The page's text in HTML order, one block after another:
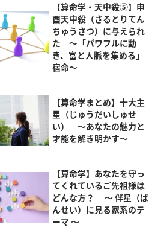
【算命学・天中殺⑤】申
酉天中殺（さるとりてん
ちゅうさつ）に与えられ
た ～「パワフルに動
き、富と人脈を集める」
宿命～
【算命学まとめ】十大主
星（じゅうだいしゅせ
い） ～あなたの魅力と
才能を解き明かす～
【算命学】あなたを守っ
てくれているご先祖様は
どんな方？ ～ 伴星（ば
んせい）に見る家系のテ
ーマ ～